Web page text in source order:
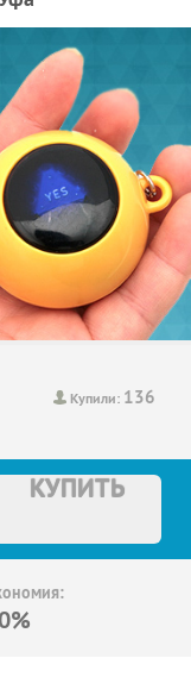
Купили: 136
КУПИТЬ